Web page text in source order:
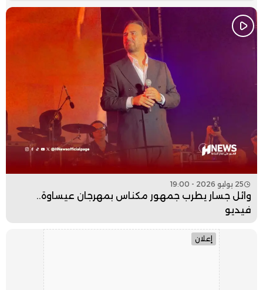
25 يوليو 2026 - 19:00
وائل جسار يطرب جمهور مكناس بمهرجان عيساوة..
فيديو
إعلان